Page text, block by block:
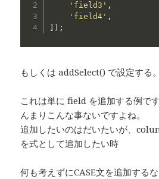
'field3' ,
'field4' ,
) ;
もしくは addSelect() で設定する。
これは単に field を追加する例で
んまりこんな事ないですよね。
追加したいのはだいたいが、
を式として追加したい時
何も考えずにCASE文を追加する